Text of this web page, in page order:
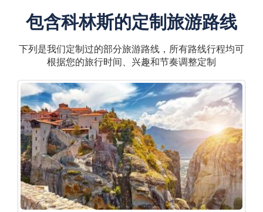
包含科林斯的定制旅游路线
下列是我们定制过的部分旅游路线，所有路线行程均可
根据您的旅行时间、兴趣和节奏调整定制